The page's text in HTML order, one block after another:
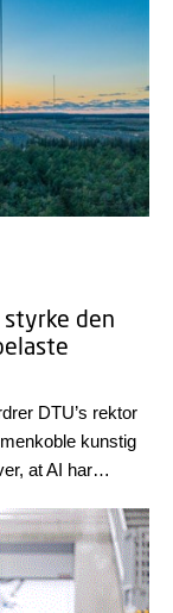
styrke den
DTU’s rektor
kunstig
at AI har